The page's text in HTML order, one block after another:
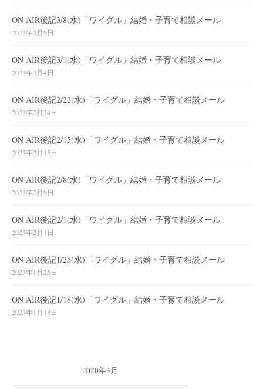
ON AIR後記3/8(水)「ワイグル」結婚・子育て相談メール
2023年3月9日
ON AIR後記3/1(水)「ワイグル」結婚・子育て相談メール
2023年3月4日
ON AIR後記2/22(水)「ワイグル」結婚・子育て相談メール
2023年2月24日
ON AIR後記2/15(水)「ワイグル」結婚・子育て相談メール
2023年2月15日
ON AIR後記2/8(水)「ワイグル」結婚・子育て相談メール
2023年2月9日
ON AIR後記2/1(水)「ワイグル」結婚・子育て相談メール
2023年2月1日
ON AIR後記1/25(水)「ワイグル」結婚・子育て相談メール
2023年1月25日
ON AIR後記1/18(水)「ワイグル」結婚・子育て相談メール
2023年1月18日
2020年3月